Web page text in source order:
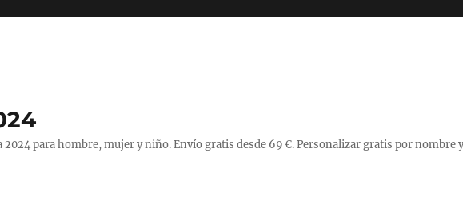
para hombre, mujer y niño. Envío gratis desde 69 €. Personalizar gratis por nombre